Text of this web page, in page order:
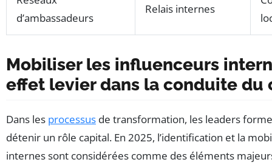
d’ambassadeurs
Relais internes
Mobiliser les influenceurs
effet levier dans la conduite du
Dans les processus de transformation, les leaders
détenir un rôle capital. En 2025, l’identification et la
internes sont considérées comme des éléments